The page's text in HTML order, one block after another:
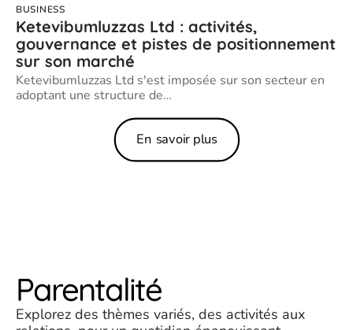
BUSINESS
Ketevibumluzzas Ltd : activités,
gouvernance et pistes de positionnement
sur son marché
Ketevibumluzzas Ltd s'est imposée sur son secteur en
adoptant une structure de…
En savoir plus
Parentalité
Explorez des thèmes variés, des activités aux